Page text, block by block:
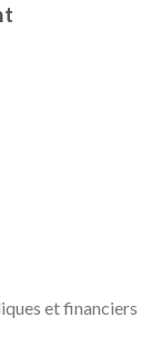
et financiers